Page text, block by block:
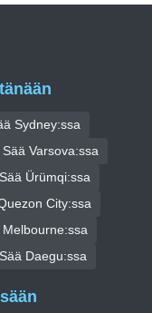
Sydney:ssa
Varsova:ssa
Ürümqi:ssa
City:ssa
Daegu:ssa